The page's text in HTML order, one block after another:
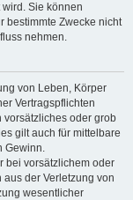
Sie können
bestimmte Zwecke nicht
nehmen.
von Leben, Körper
Vertragspflichten
vorsätzliches oder grob
gilt auch für mittelbare
bei vorsätzlichem oder
der Verletzung von
wesentlicher